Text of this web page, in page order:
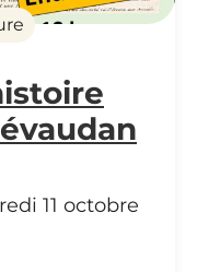
11 octobre